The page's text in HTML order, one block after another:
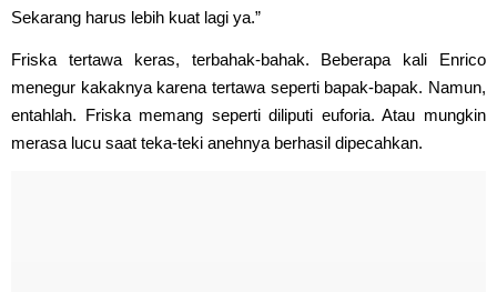
Sekarang harus lebih kuat lagi ya.”
Friska tertawa keras, terbahak-bahak. Beberapa kali Enrico
menegur kakaknya karena tertawa seperti bapak-bapak. Namun,
entahlah. Friska memang seperti diliputi euforia. Atau mungkin
merasa lucu saat teka-teki anehnya berhasil dipecahkan.